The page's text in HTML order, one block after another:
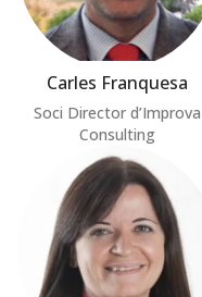
Carles Franquesa
Soci Director d’Improva
Consulting